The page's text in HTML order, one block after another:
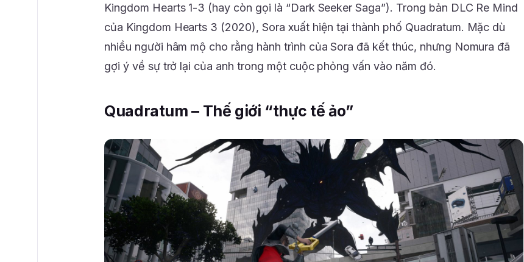
Kingdom Hearts 1-3 (hay còn gọi là “Dark Seeker Saga”). Trong bản DLC Re Mind
của Kingdom Hearts 3 (2020), Sora xuất hiện tại thành phố Quadratum. Mặc dù
nhiều người hâm mộ cho rằng hành trình của Sora đã kết thúc, nhưng Nomura đã
gợi ý về sự trở lại của anh trong một cuộc phỏng vấn vào năm đó.
Quadratum – Thế giới “thực tế ảo”